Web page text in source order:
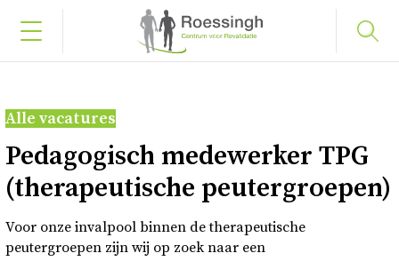
Inloggen
Home
Uw diagnose
Alle vacatures
Pedagogisch medewerker TPG
(therapeutische peutergroepen)
Voor onze invalpool binnen de therapeutische
peutergroepen zijn wij op zoek naar een